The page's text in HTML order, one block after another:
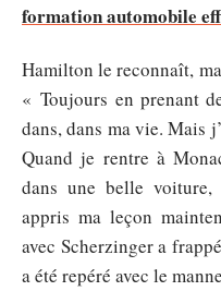
formation automobile
Hamilton le reconnaît,
« Toujours en prenant
dans, dans ma vie. Mais
Quand je rentre à
dans une belle
appris ma leçon
avec Scherzinger a
a été repéré avec le